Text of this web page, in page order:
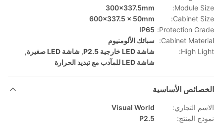
Module Size:
300x337.5mm
Cabinet Size:
600x337.5 × 50mm
Protection Grade:
IP65
Cabinet Material:
سبائك الألومنيوم
High Light:
شاشة LED خارجية P2.5 , شاشة LED صغيرة
,
شاشة LED للمآدب مع تبديد الحرارة
الخصائص الأساسية
الاسم التجاري:
Visual World
نموذج المنتج:
P2.5